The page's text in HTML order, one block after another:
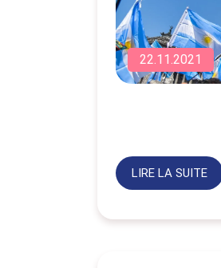
22.11.2021
LIRE LA SUITE